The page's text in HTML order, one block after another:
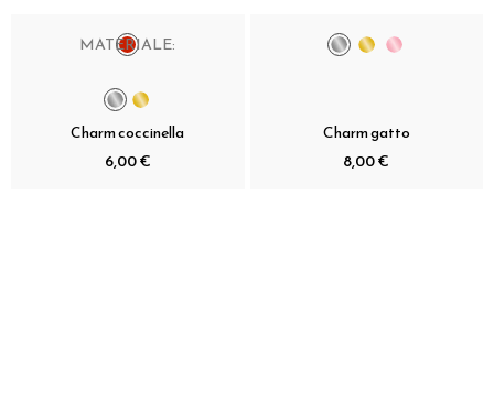
MATERIALE:
Charm coccinella
6,00 €
Charm gatto
8,00 €